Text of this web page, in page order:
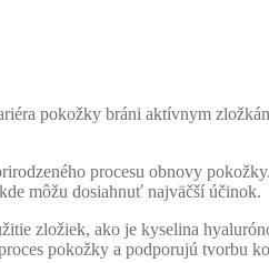
pokožky bráni aktívnym
procesu obnovy
môžu dosiahnuť najväčší účinok.
zložiek, ako je kyselina
pokožky a podporujú tvorbu